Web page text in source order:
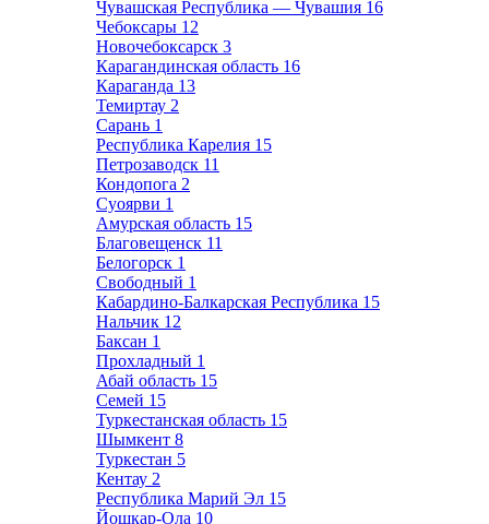
Чувашская Республика — Чувашия 16
Чебоксары 12
Новочебоксарск 3
Карагандинская область 16
Караганда 13
Темиртау 2
Сарань 1
Республика Карелия 15
Петрозаводск 11
Кондопога 2
Суоярви 1
Амурская область 15
Благовещенск 11
Белогорск 1
Свободный 1
Кабардино-Балкарская Республика 15
Нальчик 12
Баксан 1
Прохладный 1
Абай область 15
Семей 15
Туркестанская область 15
Шымкент 8
Туркестан 5
Кентау 2
Республика Марий Эл 15
Йошкар-Ола 10